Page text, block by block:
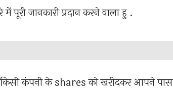
जानकारी प्रदान करने वाला हु .
कंपनी के shares को खरीदकर आपने पास